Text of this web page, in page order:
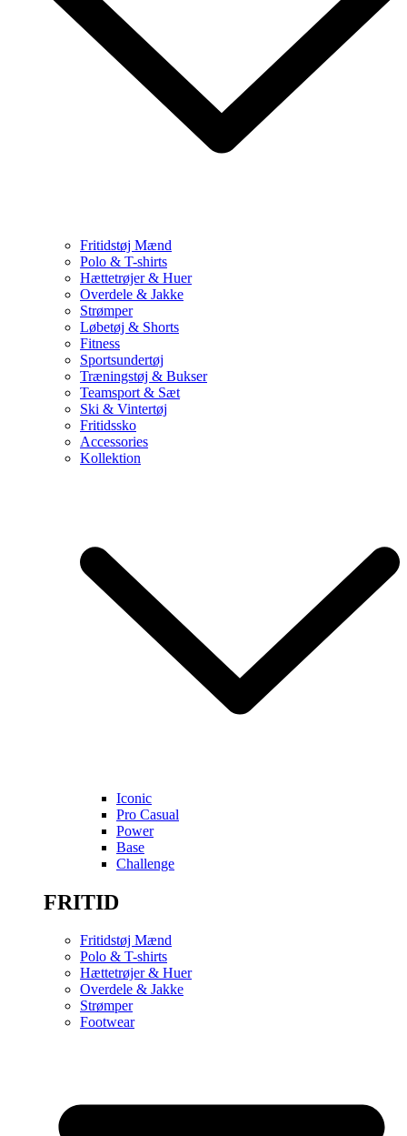
Fritidstøj Mænd
Polo & T-shirts
Hættetrøjer & Huer
Overdele & Jakke
Strømper
Løbetøj & Shorts
Fitness
Sportsundertøj
Træningstøj & Bukser
Teamsport & Sæt
Ski & Vintertøj
Fritidssko
Accessories
Kollektion
Iconic
Pro Casual
Power
Base
Challenge
FRITID
Fritidstøj Mænd
Polo & T-shirts
Hættetrøjer & Huer
Overdele & Jakke
Strømper
Footwear